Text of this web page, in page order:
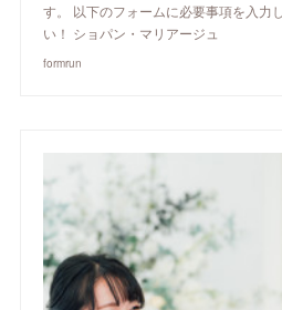
す。 以下のフォームに必要事項を入力
い！ ショパン・マリアージュ
formrun